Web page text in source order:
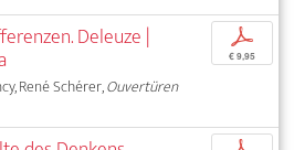
Deleuze |
René Schérer,Ouvertüren
p
€ 9,95